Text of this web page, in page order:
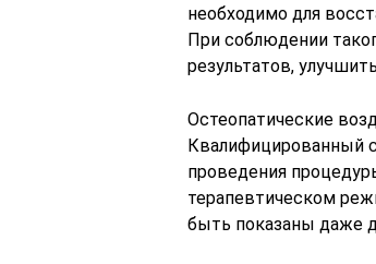
необходимо для
При соблюдении
результатов,
Остеопатические
Квалифицированный
проведения
терапевтическом
быть показаны даже